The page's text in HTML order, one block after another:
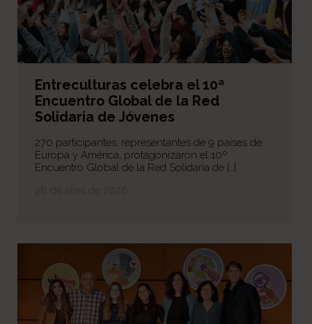
Entreculturas celebra el 10ª
Encuentro Global de la Red
Solidaria de Jóvenes
270 participantes, representantes de 9 países de
Europa y América, protagonizaron el 10º
Encuentro Global de la Red Solidaria de […]
28 de abril de 2026